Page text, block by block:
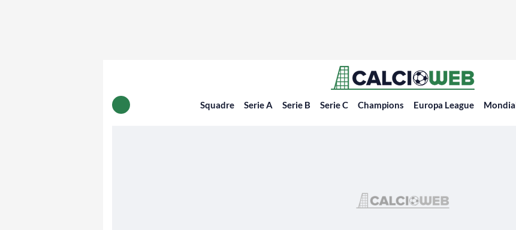
Squadre Serie A Serie B Serie C Champions Europa League